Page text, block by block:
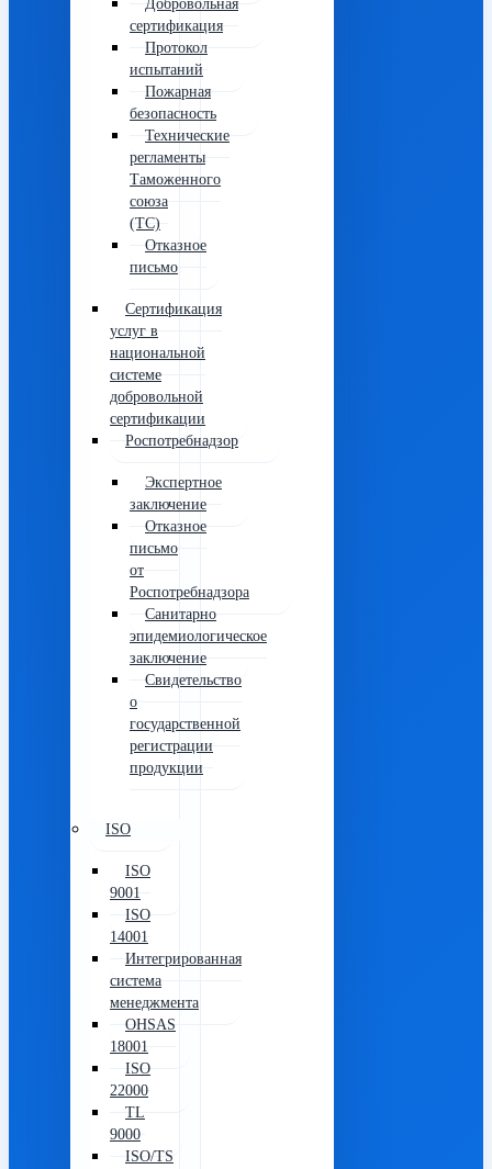
Добровольная
сертификация
Протокол
испытаний
Пожарная
безопасность
Технические
регламенты
Таможенного
союза
(ТС)
Отказное
письмо
Сертификация
услуг в
национальной
системе
добровольной
сертификации
Роспотребнадзор
Экспертное
заключение
Отказное
письмо
от
Роспотребнадзора
Санитарно
эпидемиологическое
заключение
Свидетельство
о
государственной
регистрации
продукции
ISO
ISO
9001
ISO
14001
Интегрированная
система
менеджмента
OHSAS
18001
ISO
22000
TL
9000
ISO/TS